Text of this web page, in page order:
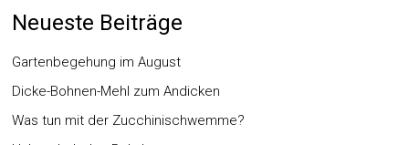
Neueste Beiträge
Gartenbegehung im August
Dicke-Bohnen-Mehl zum Andicken
Was tun mit der Zucchinischwemme?